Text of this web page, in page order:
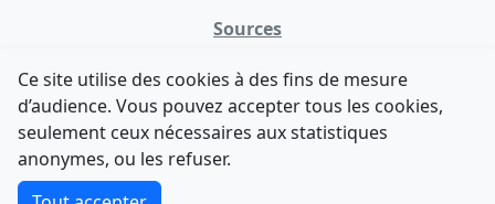
Sources
data.gouv.fr
Legifrance - API
Contact
F-Droid·App Store
Comment avez-vous découvert NATINFo ?
Une courte réponse suffit (500 caractères max).
Ce site utilise des cookies à des fins de mesure
d’audience. Vous pouvez accepter tous les cookies,
seulement ceux nécessaires aux statistiques
anonymes, ou les refuser.